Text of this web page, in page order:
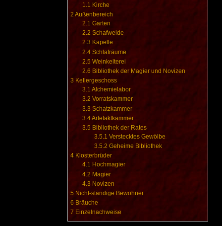
1.1 Kirche
2Außenbereich
2.1 Garten
2.2 Schafweide
2.3 Kapelle
2.4 Schlafräume
2.5 Weinkelterei
2.6 Bibliothek der Magier und Novizen
3 Kellergeschoss
3.1 Alchemielabor
3.2 Vorratskammer
3.3 Schatzkammer
3.4Artefaktkammer
3.5 Bibliothek der Rates
3.5.1 Verstecktes Gewölbe
3.5.2 Geheime Bibliothek
4 Klosterbrüder
4.1 Hochmagier
4.2 Magier
4.3 Novizen
5 Nicht-ständige Bewohner
6 Bräuche
7 Einzelnachweise